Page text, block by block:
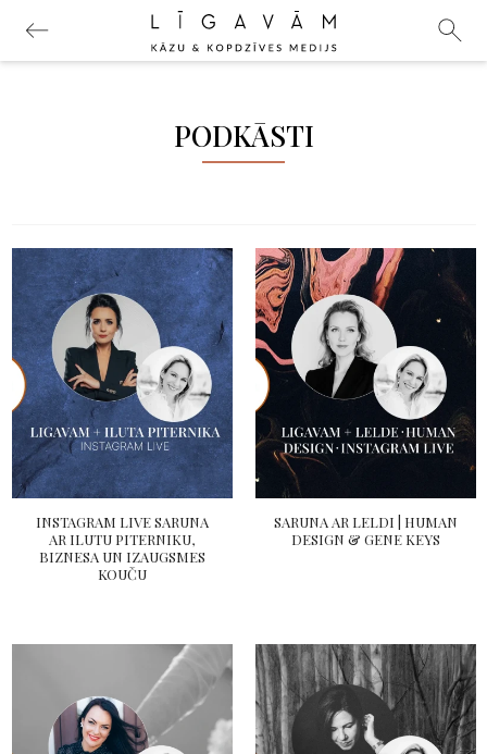
PODKĀSTI
INSTAGRAM LIVE SARUNA
AR ILUTU PITERNIKU,
BIZNESA UN IZAUGSMES
KOUČU
SARUNA AR LELDI | HUMAN
DESIGN & GENE KEYS